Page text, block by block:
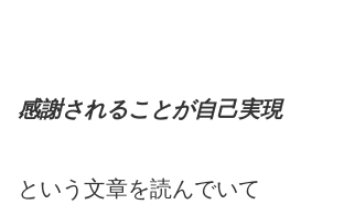
感謝されることが自己実現
という文章を読んでいて